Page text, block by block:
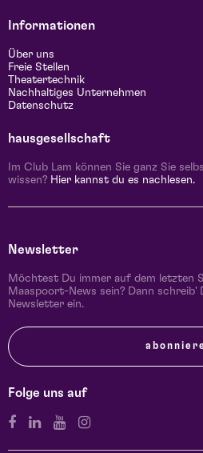
Informationen
Über uns
Freie Stellen
Theatertechnik
Nachhaltiges Unternehmen
Datenschutz
hausgesellschaft
Im Club Lam können Sie ganz Sie
wissen? Hier kannst du es nachlesen.
Newsletter
Möchtest Du immer auf dem letzten
Maaspoort-News sein? Dann schreib'
Newsletter ein.
Folge uns auf